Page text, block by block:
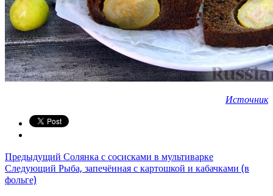
Источник
Предыдущий Солянка с сосисками в мультиварке
Следующий Рыба, запечённая с картошкой и кабачками (в
фольге)